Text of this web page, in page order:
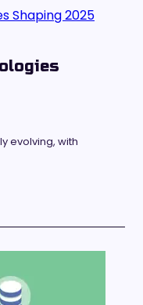
evolving, with